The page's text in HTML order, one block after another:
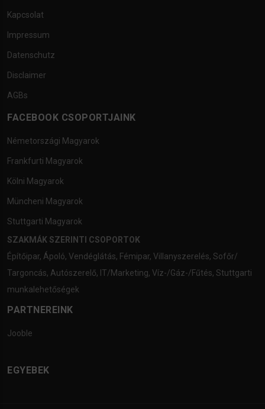
Kapcsolat
Impressum
Datenschutz
Disclaimer
AGBs
FACEBOOK CSOPORTJAINK
Németországi Magyarok
Frankfurti Magyarok
Kölni Magyarok
Müncheni Magyarok
Stuttgarti Magyarok
SZAKMÁK SZERINTI CSOPORTOK
Építőipar, Ápoló, Vendéglátás, Fémipar, Villanyszerelés, Sofőr/
Targoncás, Autószerelő, IT/Marketing, Víz-/Gáz-/Fűtés, Stuttgarti
munkalehetőségek
PARTNEREINK
Jooble
EGYEBEK